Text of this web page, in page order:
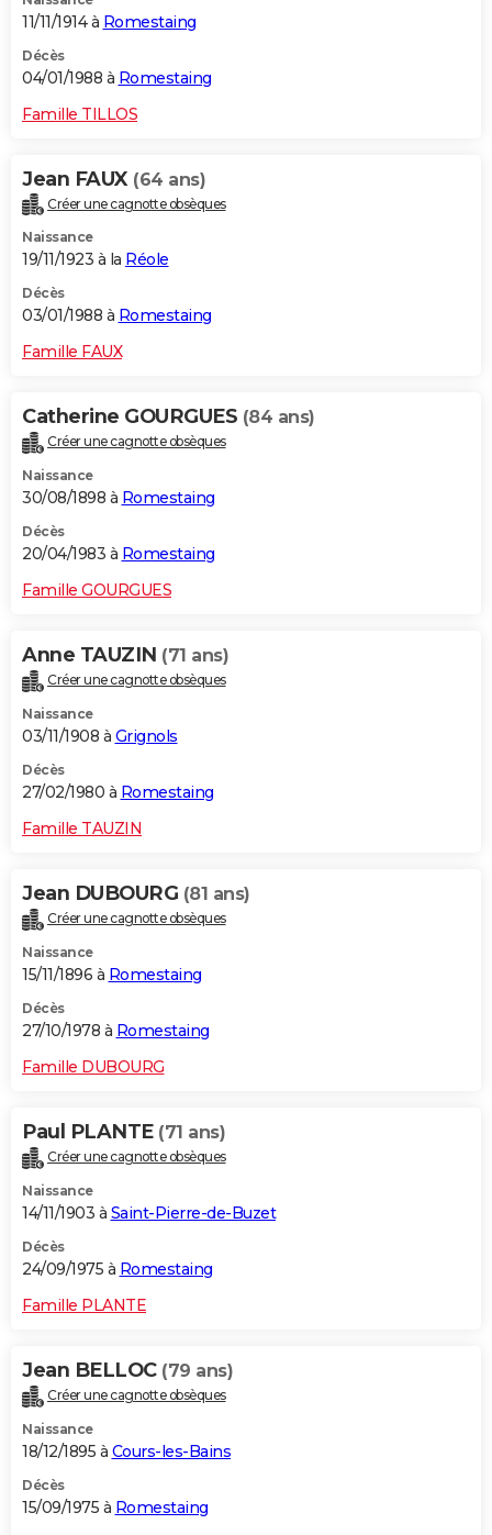
11/11/1914 à Romestaing
Décès
04/01/1988 à Romestaing
Famille TILLOS
Jean FAUX (64 ans)
Créer une cagnotte obsèques
Naissance
19/11/1923 à la Réole
Décès
03/01/1988 à Romestaing
Famille FAUX
Catherine GOURGUES (84 ans)
Créer une cagnotte obsèques
Naissance
30/08/1898 à Romestaing
Décès
20/04/1983 à Romestaing
Famille GOURGUES
Anne TAUZIN (71 ans)
Créer une cagnotte obsèques
Naissance
03/11/1908 à Grignols
Décès
27/02/1980 à Romestaing
Famille TAUZIN
Jean DUBOURG (81 ans)
Créer une cagnotte obsèques
Naissance
15/11/1896 à Romestaing
Décès
27/10/1978 à Romestaing
Famille DUBOURG
Paul PLANTE (71 ans)
Créer une cagnotte obsèques
Naissance
14/11/1903 à Saint-Pierre-de-Buzet
Décès
24/09/1975 à Romestaing
Famille PLANTE
Jean BELLOC (79 ans)
Créer une cagnotte obsèques
Naissance
18/12/1895 à Cours-les-Bains
Décès
15/09/1975 à Romestaing